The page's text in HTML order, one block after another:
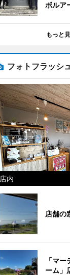
ボルア
もっと
フォトフラッシ
店内
店舗の
「マ
ーム」